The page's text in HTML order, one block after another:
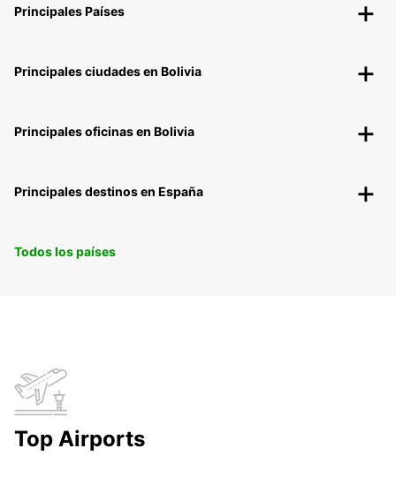
Principales Países
Principales ciudades en Bolivia
Principales oficinas en Bolivia
Principales destinos en España
Todos los países
Top Airports